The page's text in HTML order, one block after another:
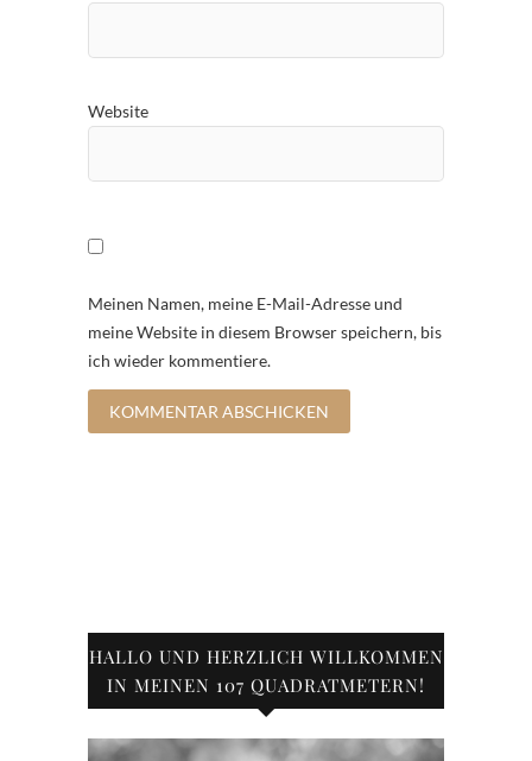
Website
Meinen Namen, meine E-Mail-Adresse und
meine Website in diesem Browser speichern, bis
ich wieder kommentiere.
HALLO UND HERZLICH WILLKOMMEN
IN MEINEN 107 QUADRATMETERN!